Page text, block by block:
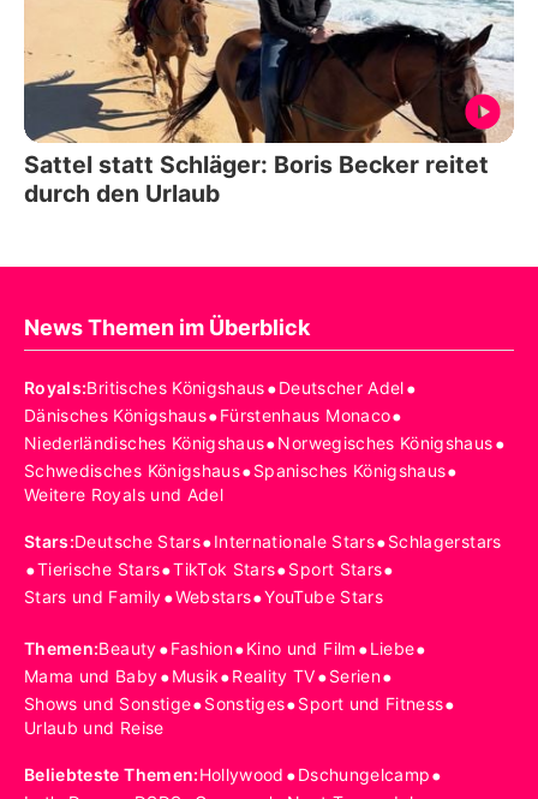
Sattel statt Schläger: Boris Becker reitet
durch den Urlaub
News Themen im Überblick
Royals:Britisches Königshaus•Deutscher Adel•
Dänisches Königshaus•Fürstenhaus Monaco•
Niederländisches Königshaus•Norwegisches Königshaus•
Schwedisches Königshaus•Spanisches Königshaus•
Weitere Royals und Adel
Stars:Deutsche Stars•Internationale Stars•Schlagerstars
•Tierische Stars•TikTok Stars•Sport Stars•
Stars und Family•Webstars•YouTube Stars
Themen:Beauty•Fashion•Kino und Film •Liebe•
Mama und Baby•Musik•Reality TV•Serien•
Shows und Sonstige•Sonstiges•Sport und Fitness•
Urlaub und Reise
Beliebteste Themen:Hollywood •Dschungelcamp•